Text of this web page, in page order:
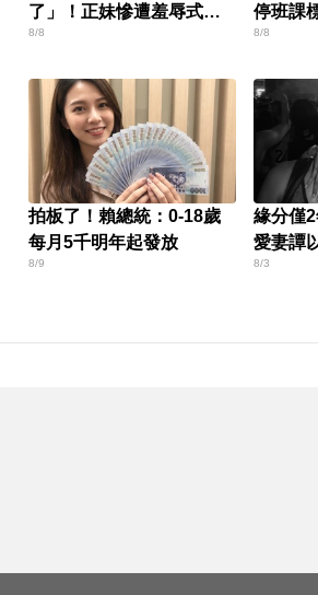
了」！正妹慘遭羞辱式洩
慾 一堆人勸逃
8/8
停班課
了」
8/8
拍板了！賴總統：0-18歲
每月5千明年起發放
8/9
緣分僅
愛妻譚
面曝
8/3
可喬165種姿勢售價曝